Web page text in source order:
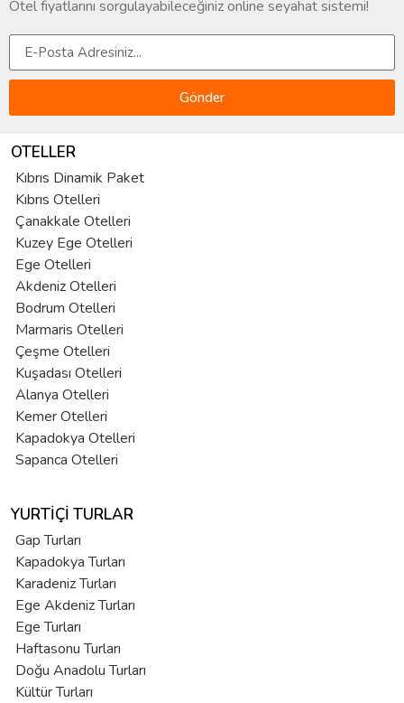
Otel fiyatlarını sorgulayabileceğiniz online seyahat sistemi!
Gönder
OTELLER
Kıbrıs Dinamik Paket
Kıbrıs Otelleri
Çanakkale Otelleri
Kuzey Ege Otelleri
Ege Otelleri
Akdeniz Otelleri
Bodrum Otelleri
Marmaris Otelleri
Çeşme Otelleri
Kuşadası Otelleri
Alanya Otelleri
Kemer Otelleri
Kapadokya Otelleri
Sapanca Otelleri
YURTIÇI TURLAR
Gap Turları
Kapadokya Turları
Karadeniz Turları
Ege Akdeniz Turları
Ege Turları
Haftasonu Turları
Doğu Anadolu Turları
Kültür Turları